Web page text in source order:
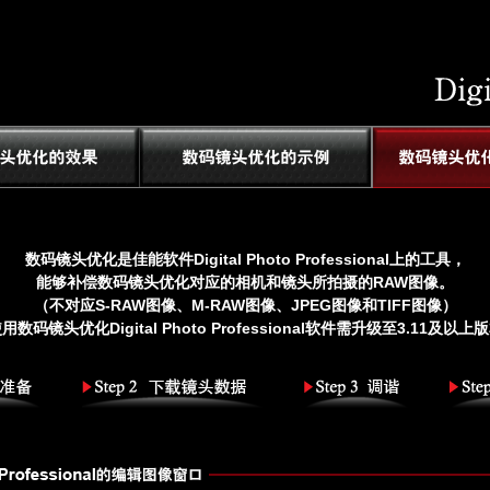
数码镜头优化是佳能软件Digital Photo Professional上的工具，
能够补偿数码镜头优化对应的相机和镜头所拍摄的RAW图像。
（不对应S-RAW图像、M-RAW图像、JPEG图像和TIFF图像）
数码镜头优化Digital Photo Professional软件需升级至3.11及以上版